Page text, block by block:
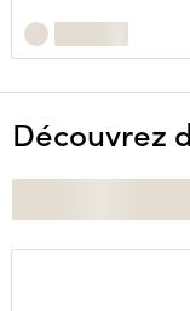
Découvrez